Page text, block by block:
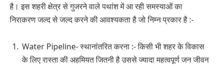
है। इस शहरी क्षेत्र से गुजरने वाले पथांश में आ रही समस्याओं का
निराकरण जल्द से जल्द करने की आवश्यकता है जो निम्न प्रकार है :-
Water Pipeline- स्थानांतरित करना :- किसी भी शहर के विकास
के लिए रास्ता की अहमियत जितनी है उससे ज्यादा महत्वपूर्ण जन जीवन